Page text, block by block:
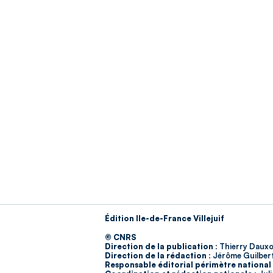
Édition Ile-de-France Villejuif
© CNRS
Direction de la publication : Thierry
Direction de la rédaction : Jérôme
Responsable éditorial périmètre national